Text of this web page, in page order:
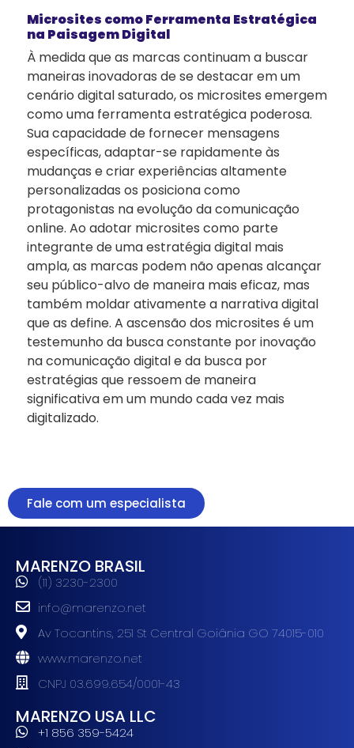
Microsites como Ferramenta Estratégica
na Paisagem Digital
À medida que as marcas continuam a buscar
maneiras inovadoras de se destacar em um
cenário digital saturado, os microsites emergem
como uma ferramenta estratégica poderosa.
Sua capacidade de fornecer mensagens
específicas, adaptar-se rapidamente às
mudanças e criar experiências altamente
personalizadas os posiciona como
protagonistas na evolução da comunicação
online. Ao adotar microsites como parte
integrante de uma estratégia digital mais
ampla, as marcas podem não apenas alcançar
seu público-alvo de maneira mais eficaz, mas
também moldar ativamente a narrativa digital
que as define. A ascensão dos microsites é um
testemunho da busca constante por inovação
na comunicação digital e da busca por
estratégias que ressoem de maneira
significativa em um mundo cada vez mais
digitalizado.
Fale com um especialista
MARENZO BRASIL
(11) 3230-2300
info@marenzo.net
Av Tocantins, 251 St Central Goiânia GO 74015-010
www.marenzo.net
CNPJ 03.699.654/0001-43
MARENZO USA LLC
+1 856 359-5424